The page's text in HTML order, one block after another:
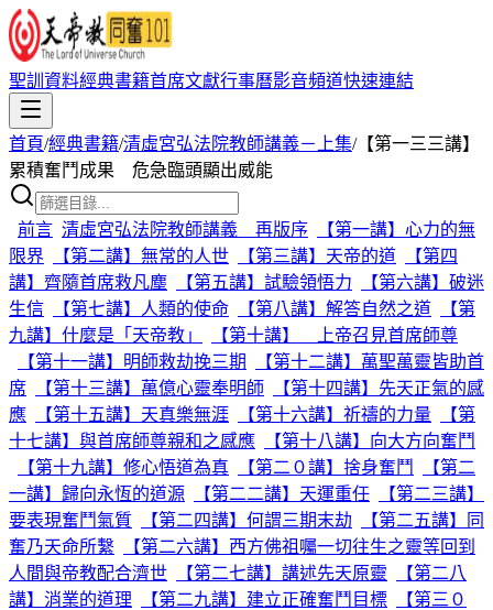
聖訓資料經典書籍首席文獻行事曆影音頻道快速連結
首頁/經典書籍/清虛宮弘法院教師講義－上集/【第一三三講】
累積奮鬥成果 危急臨頭顯出威能
前言 清虛宮弘法院教師講義 再版序
【第一講】心力的無
限界
【第二講】無常的人世 【第三講】天帝的道
【第四
講】齊隨首席救凡塵
【第五講】試驗領悟力
【第六講】破迷
生信
【第七講】人類的使命 【第八講】解答自然之道
【第
九講】什麼是「天帝教」
【第十講】 上帝召見首席師尊
【第十一講】明師救劫挽三期
【第十二講】萬聖萬靈皆助首
席
【第十三講】萬億心靈奉明師
【第十四講】先天正氣的感
應
【第十五講】天真樂無涯 【第十六講】祈禱的力量
【第
十七講】與首席師尊親和之感應
【第十八講】向大方向奮鬥
【第十九講】修心悟道為真
【第二０講】捨身奮鬥
【第二
一講】歸向永恆的道源
【第二二講】天運重任
【第二三講】
要表現奮鬥氣質
【第二四講】何謂三期末劫
【第二五講】同
奮乃天命所繫
【第二六講】西方佛祖囑一切往生之靈等回到
人間與帝教配合濟世
【第二七講】講述先天原靈
【第二八
講】消業的道理
【第二九講】建立正確奮鬥目標
【第三０